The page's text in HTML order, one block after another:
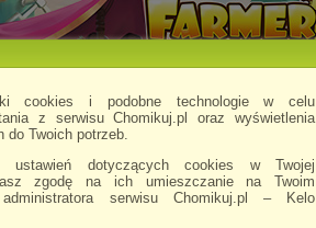
cookies i podobne technologie w celu
z serwisu Chomikuj.pl oraz wyświetlenia
do Twoich potrzeb.
dotyczących cookies w Twojej
zgodę na ich umieszczanie na Twoim
serwisu Chomikuj.pl – Kelo